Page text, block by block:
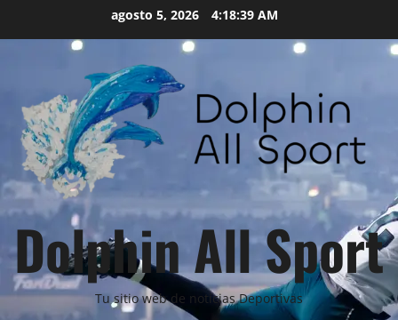
agosto 5, 2026 4:18:41 AM
Dolphin All Sport
Tu sitio web de noticias Deportivas